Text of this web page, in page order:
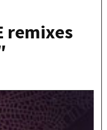
remixes